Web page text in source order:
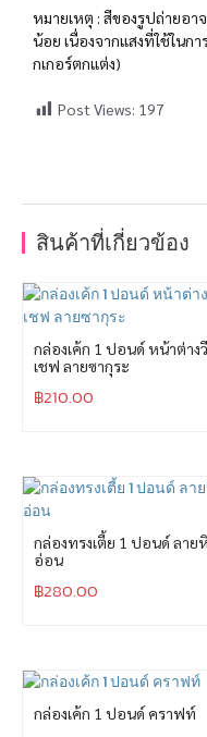
หมายเหตุ : สีของรูปถ่ายอา
น้อย เนื่องจากแสงที่ใช้ในก
กเกอร์ตกแต่ง)
Post Views: 197
สินค้าที่เกี่ยวข้อง
กล่องเค้ก 1 ปอนด์ หน้าต่างวี
เชฟ ลายซากุระ
฿210.00
กล่องทรงเตี้ย 1 ปอนด์ ลาย
อ่อน
฿280.00
กล่องเค้ก 1 ปอนด์ คราฟท์